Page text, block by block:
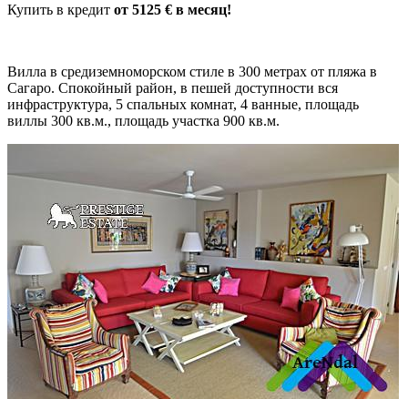
Купить в кредит от 5125 € в месяц!
Вилла в средиземноморском стиле в 300 метрах от пляжа в
Сагаро. Спокойный район, в пешей доступности вся
инфраструктура, 5 спальных комнат, 4 ванные, площадь
виллы 300 кв.м., площадь участка 900 кв.м.